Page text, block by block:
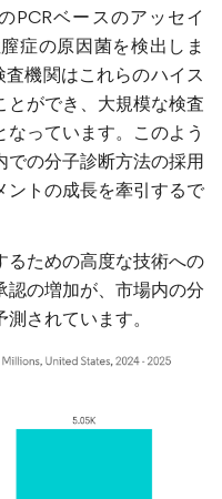
PCRベースのアッセイ
症の原因菌を検出しま
機関はこれらのハイス
とができ、大規模な検査
っています。このよう
での分子診断方法の採用
ントの成長を牽引するで
るための高度な技術への
認の増加が、市場内の分
されています。